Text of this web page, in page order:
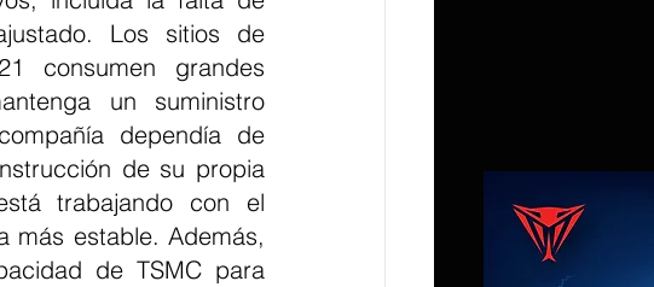
Los sitios de
consumen grandes
un suministro
dependía de
de su propia
trabajando con el
más estable. Además,
de TSMC para